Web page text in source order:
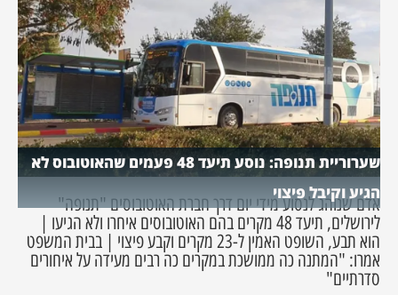
שערוריית תנופה: נוסע תיעד 48 פעמים שהאוטובוס לא
הגיע וקיבל פיצוי
אדם שנוהג לנסוע מידי יום דרך חברת האוטובוסים "תנופה"
לירושלים, תיעד 48 מקרים בהם האוטובוסים איחרו ולא הגיעו |
הוא תבע, השופט האמין ל-23 מקרים וקבע פיצוי | בבית המשפט
אמרו: "המתנה כה ממושכת במקרים כה רבים מעידה על איחורים
סדרתיים"